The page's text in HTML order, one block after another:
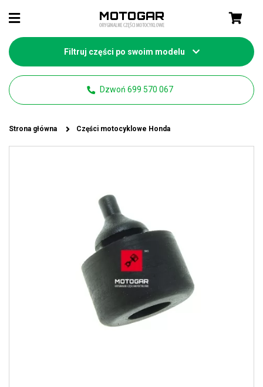
Filtruj części po swoim modelu
Dzwoń 699 570 067
Strona główna Części motocyklowe Honda